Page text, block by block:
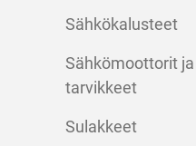
Sähkökalusteet
Sähkömoottorit ja
tarvikkeet
Sulakkeet